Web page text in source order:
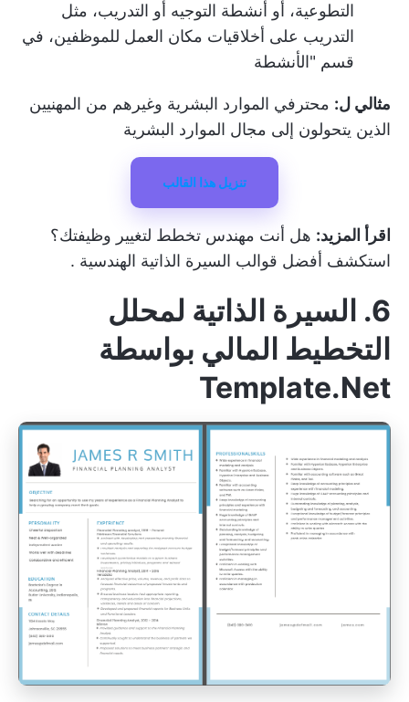
التطوعية، أو أنشطة التوجيه أو التدريب، مثل
التدريب على أخلاقيات مكان العمل للموظفين، في
قسم "الأنشطة
مثالي ل: محترفي الموارد البشرية وغيرهم من المهنيين
الذين يتحولون إلى مجال الموارد البشرية
تنزيل هذا القالب
اقرأ المزيد: هل أنت مهندس تخطط لتغيير وظيفتك؟
استكشف أفضل قوالب السيرة الذاتية الهندسية .
6. السيرة الذاتية لمحلل
التخطيط المالي بواسطة
Template.Net